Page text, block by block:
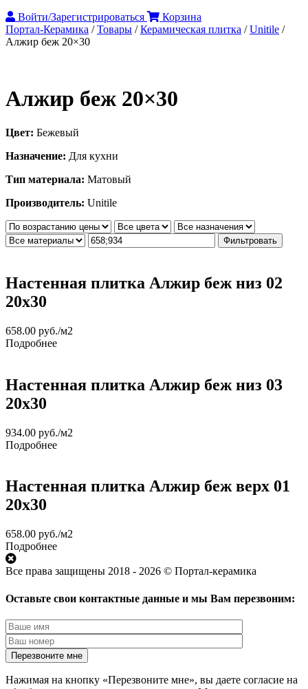
Войти/Зарегистрироваться
Корзина
Портал-Керамика /Товары /Керамическая плитка /Unitile /
Алжир беж 20×30
Алжир беж 20×30
Цвет: Бежевый
Назначение: Для кухни
Тип материала: Матовый
Производитель: Unitile
Фильтровать
Настенная плитка Алжир беж низ 02
20x30
658.00 руб./м2
Подробнее
Настенная плитка Алжир беж низ 03
20x30
934.00 руб./м2
Подробнее
Настенная плитка Алжир беж верх 01
20x30
658.00 руб./м2
Подробнее
Все права защищены 2018 - 2026 © Портал-керамика
Оставьте свои контактные данные и мы Вам перезвоним:
Нажимая на кнопку «Перезвоните мне», вы даете согласие на